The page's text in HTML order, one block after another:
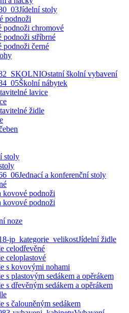
Jídelní stoly
podnoži
podnoži chromové
podnoži stříbrné
podnoži černé
Ostatní školní vybavení
Školní nábytek
lavice
židle
stoly
Jednací a konferenční stoly
kovové podnoži
kovové podnoži
noze
Jídelní židle
celodřevěné
celoplastové
s kovovými nohami
s plastovým sedákem a opěrákem
s dřevěným sedákem a opěrákem
s čalouněným sedákem